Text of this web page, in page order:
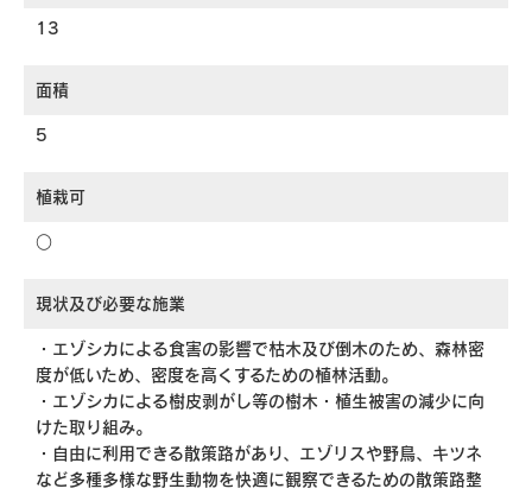
13
面積
5
植栽可
○
現状及び必要な施業
・エゾシカによる食害の影響で枯木及び倒木のため、森林密
度が低いため、密度を高くするための植林活動。
・エゾシカによる樹皮剥がし等の樹木・植生被害の減少に向
けた取り組み。
・自由に利用できる散策路があり、エゾリスや野鳥、キツネ
など多種多様な野生動物を快適に観察できるための散策路整